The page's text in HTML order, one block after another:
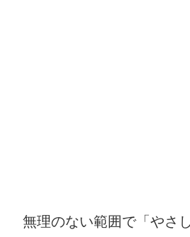
無理のない範囲で「やさ